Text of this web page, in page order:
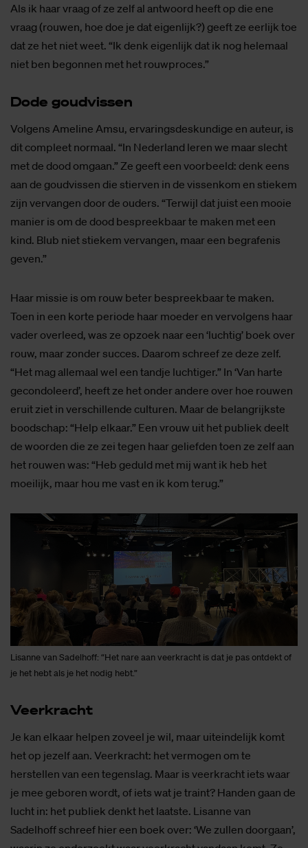
Als ik haar vraag of ze zelf al antwoord heeft op die ene
vraag (rouwen, hoe doe je dat eigenlijk?) geeft ze eerlijk toe
dat ze het niet weet. “Ik denk eigenlijk dat ik nog helemaal
niet ben begonnen met het rouwproces.”
Dode goud­vis­sen
Volgens Ameline Amsu, ervaringsdeskundige en auteur, is
dit compleet normaal. “In Nederland leren we maar slecht
met de dood omgaan.” Ze geeft een voorbeeld: denk eens
aan de goudvissen die stierven in de vissenkom en stiekem
zijn vervangen door de ouders. “Terwijl dat juist een mooie
manier is om de dood bespreekbaar te maken met een
kind. Blub niet stiekem vervangen, maar een begrafenis
geven.”
Haar missie is om rouw beter bespreekbaar te maken.
Toen in een korte periode haar moeder en vervolgens haar
vader overleed, was ze opzoek naar een ‘luchtig’ boek over
rouw, maar zonder succes. Daarom schreef ze deze zelf.
“Het mag allemaal wel een tandje luchtiger.” In ‘Van harte
gecondoleerd’, heeft ze het onder andere over hoe rouwen
eruit ziet in verschillende culturen. Maar de belangrijkste
boodschap: “Help elkaar.” Een vrouw uit het publiek deelt
de woorden die ze zei tegen haar geliefden toen ze zelf aan
het rouwen was: “Heb geduld met mij want ik heb het
moeilijk, maar hou me vast en ik kom terug.”
Lisanne van Sadelhoff: “Het nare aan veerkracht is dat je pas ontdekt of
je het hebt als je het nodig hebt.”
Veer­kracht
Je kan elkaar helpen zoveel je wil, maar uiteindelijk komt
het op jezelf aan. Veerkracht: het vermogen om te
herstellen van een tegenslag. Maar is veerkracht iets waar
je mee geboren wordt, of iets wat je traint? Handen gaan de
lucht in: het publiek denkt het laatste. Lisanne van
Sadelhoff schreef hier een boek over: ‘We zullen doorgaan’,